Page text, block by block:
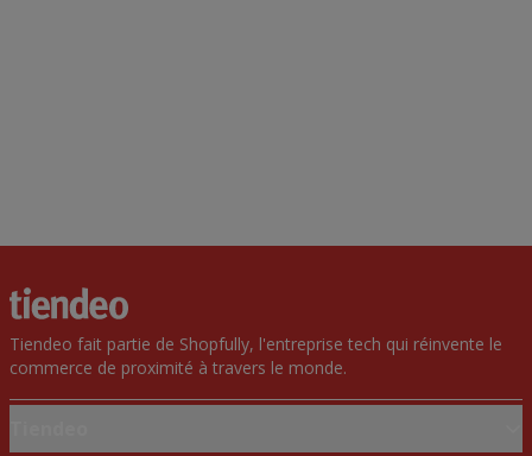
Tiendeo fait partie de Shopfully, l'entreprise tech qui réinvente le
commerce de proximité à travers le monde.